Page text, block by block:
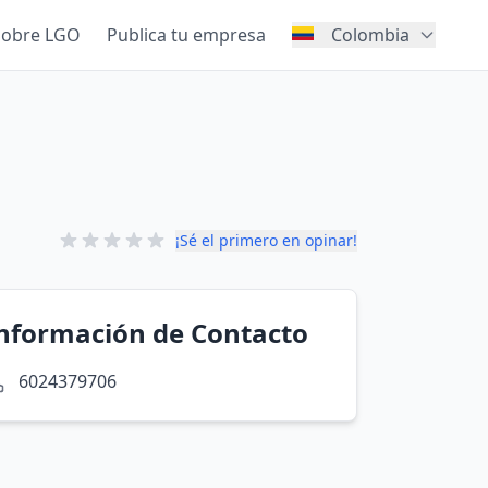
LGO Publica tu empresa Colombia
¡Sé el primero en opinar!
de Contacto
6024379706